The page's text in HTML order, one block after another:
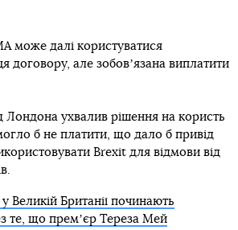
може далі користуватися
договору, але зобовʼязана виплатити
ухвалив рішення на користь
б не платити, що дало б привід
Brexit для відмови від
у Великій Британії починають
те, що премʼєр Тереза Мей